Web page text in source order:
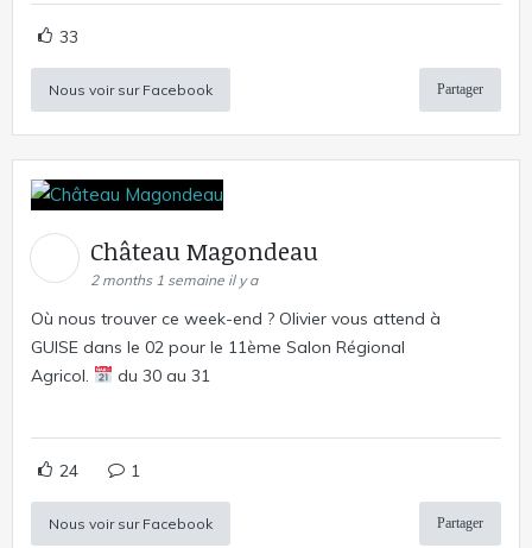
33
Nous voir sur Facebook Partager
Château Magondeau
2 months 1 semaine il y a
Où nous trouver ce week-end ? Olivier vous attend à
GUISE dans le 02 pour le 11ème Salon Régional
Agricol.
du 30 au 31
24 1
Nous voir sur Facebook Partager